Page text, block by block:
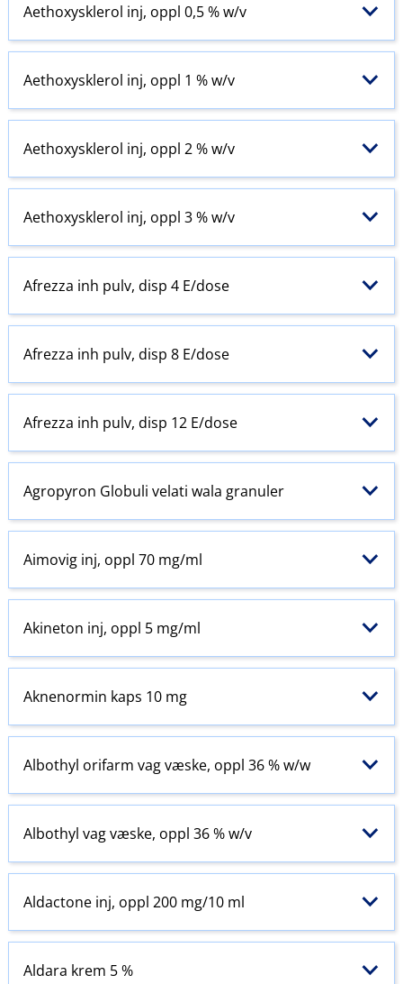
Aethoxysklerol inj, oppl 0,5 % w​/​v
Aethoxysklerol inj, oppl 1 % w​/​v
Aethoxysklerol inj, oppl 2 % w​/​v
Aethoxysklerol inj, oppl 3 % w​/​v
Afrezza inh pulv, disp 4 E​/​dose
Afrezza inh pulv, disp 8 E​/​dose
Afrezza inh pulv, disp 12 E​/​dose
Agropyron Globuli velati wala granuler
Aimovig inj, oppl 70 mg/ml
Akineton inj, oppl 5 mg/ml
Aknenormin kaps 10 mg
Albothyl orifarm vag væske, oppl 36 % w​/​w
Albothyl vag væske, oppl 36 % w​/​v
Aldactone inj, oppl 200 mg/10 ml
Aldara krem 5 %